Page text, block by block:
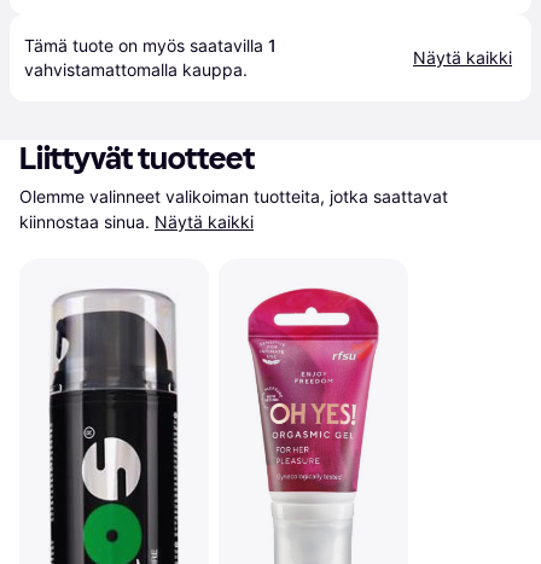
Tämä tuote on myös saatavilla 1
vahvistamattomalla kauppa.
Näytä kaikki
Liittyvät tuotteet
Olemme valinneet valikoiman tuotteita, jotka saattavat
kiinnostaa sinua. Näytä kaikki